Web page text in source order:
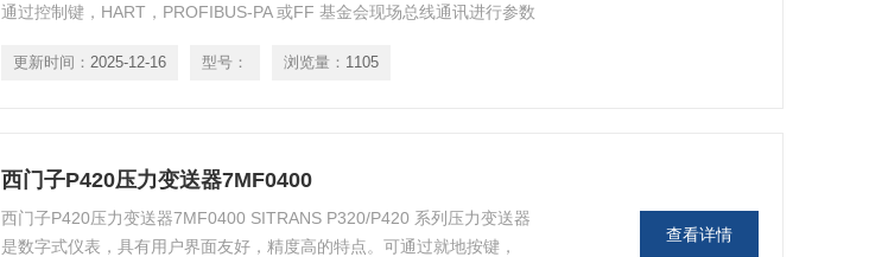
通过控制键，HART，PROFIBUS-PA 或FF 基金会现场总线通讯进行参数
的设定选项，但操作仍很简单。
更新时间： 2025-12-16 型号： 浏览量： 1105
西门子P420压力变送器7MF0400
西门子P420压力变送器7MF0400 SITRANS P320/P420 系列压力变送器
是数字式仪表，具有用户界面友好，精度高的特点。可通过就地按键，
查看详情